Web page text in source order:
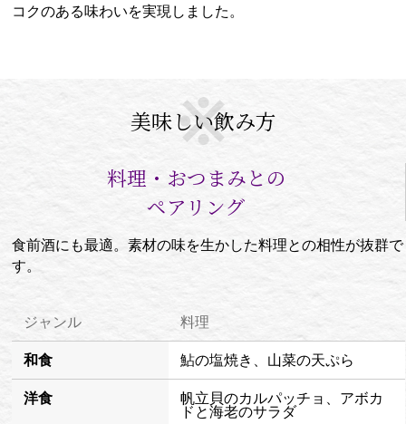
コクのある味わいを実現しました。
美味しい飲み方
料理・おつまみとの
ペアリング
食前酒にも最適。素材の味を生かした料理との相性が抜群で
す。
ジャンル 料理
和食 鮎の塩焼き、山菜の天ぷら
洋食
帆立貝のカルパッチョ、アボカ
ドと海老のサラダ